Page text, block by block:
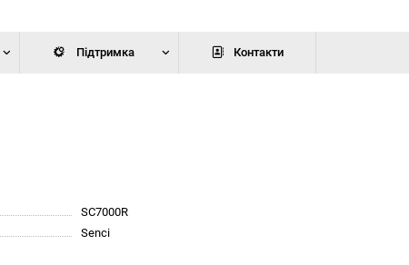
Підтримка Контакти
SC7000R
Senci